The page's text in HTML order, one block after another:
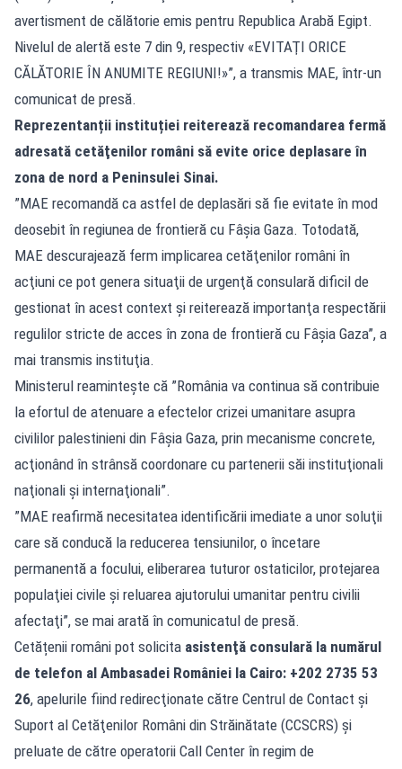
avertisment de călătorie emis pentru Republica Arabă Egipt.
Nivelul de alertă este 7 din 9, respectiv «EVITAŢI ORICE
CĂLĂTORIE ÎN ANUMITE REGIUNI!»”, a transmis MAE, într-un
comunicat de presă.
Reprezentanții instituției reiterează recomandarea fermă
adresată cetăţenilor români să evite orice deplasare în
zona de nord a Peninsulei Sinai.
”MAE recomandă ca astfel de deplasări să fie evitate în mod
deosebit în regiunea de frontieră cu Fâşia Gaza. Totodată,
MAE descurajează ferm implicarea cetăţenilor români în
acţiuni ce pot genera situaţii de urgenţă consulară dificil de
gestionat în acest context şi reiterează importanţa respectării
regulilor stricte de acces în zona de frontieră cu Fâşia Gaza”, a
mai transmis instituţia.
Ministerul reaminteşte că ”România va continua să contribuie
la efortul de atenuare a efectelor crizei umanitare asupra
civililor palestinieni din Fâşia Gaza, prin mecanisme concrete,
acţionând în strânsă coordonare cu partenerii săi instituţionali
naţionali şi internaţionali”.
”MAE reafirmă necesitatea identificării imediate a unor soluţii
care să conducă la reducerea tensiunilor, o încetare
permanentă a focului, eliberarea tuturor ostaticilor, protejarea
populaţiei civile şi reluarea ajutorului umanitar pentru civilii
afectaţi”, se mai arată în comunicatul de presă.
Cetățenii români pot solicita asistenţă consulară la numărul
de telefon al Ambasadei României la Cairo: +202 2735 53
26, apelurile fiind redirecţionate către Centrul de Contact şi
Suport al Cetăţenilor Români din Străinătate (CCSCRS) şi
preluate de către operatorii Call Center în regim de